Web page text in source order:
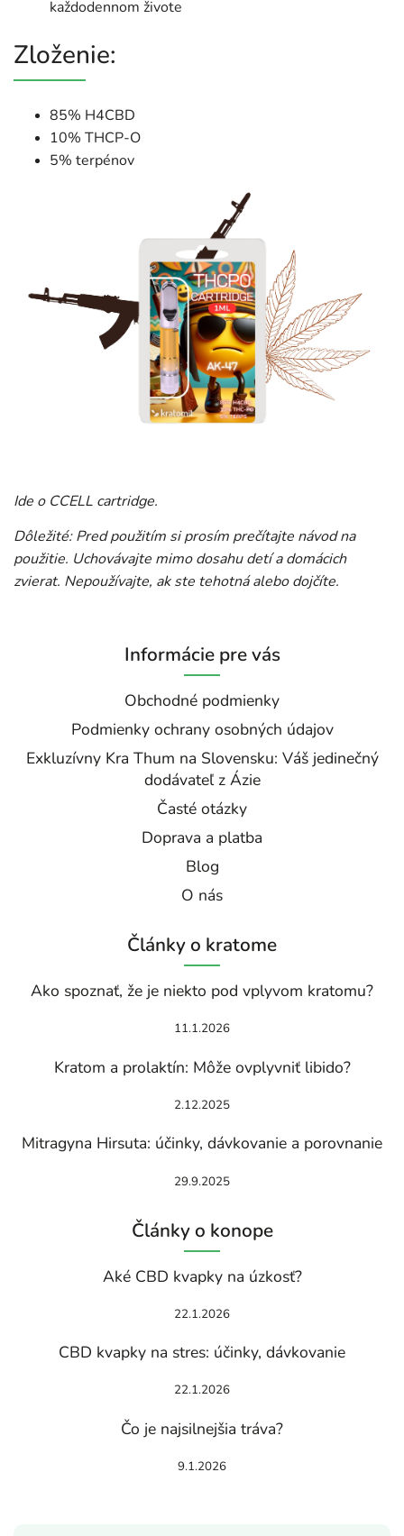
každodennom živote
Zloženie:
85% H4CBD
10% THCP-O
5% terpénov
Ide o CCELL cartridge.
Dôležité: Pred použitím si prosím prečítajte návod na
použitie. Uchovávajte mimo dosahu detí a domácich
zvierat. Nepoužívajte, ak ste tehotná alebo dojčíte.
Informácie pre vás
Obchodné podmienky
Podmienky ochrany osobných údajov
Exkluzívny Kra Thum na Slovensku: Váš jedinečný
dodávateľ z Ázie
Časté otázky
Doprava a platba
Blog
O nás
Články o kratome
Ako spoznať, že je niekto pod vplyvom kratomu?
11.1.2026
Kratom a prolaktín: Môže ovplyvniť libido?
2.12.2025
Mitragyna Hirsuta: účinky, dávkovanie a porovnanie
29.9.2025
Články o konope
Aké CBD kvapky na úzkosť?
22.1.2026
CBD kvapky na stres: účinky, dávkovanie
22.1.2026
Čo je najsilnejšia tráva?
9.1.2026